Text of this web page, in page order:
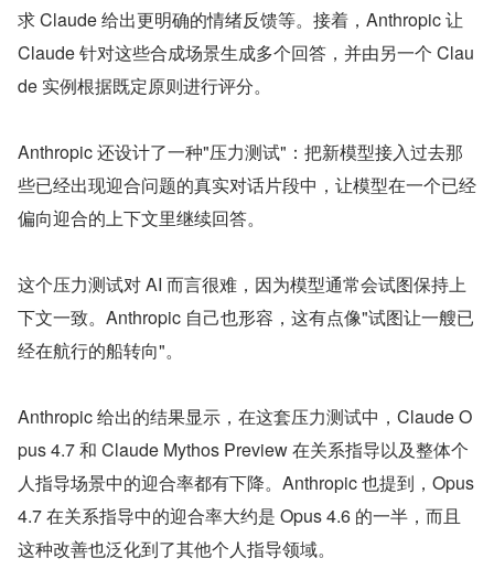
求 Claude 给出更明确的情绪反馈等。接着，Anthropic 让
Claude 针对这些合成场景生成多个回答，并由另一个 Clau
de 实例根据既定原则进行评分。
Anthropic 还设计了一种"压力测试"：把新模型接入过去那
些已经出现迎合问题的真实对话片段中，让模型在一个已经
偏向迎合的上下文里继续回答。
这个压力测试对 AI 而言很难，因为模型通常会试图保持上
下文一致。Anthropic 自己也形容，这有点像"试图让一艘已
经在航行的船转向"。
Anthropic 给出的结果显示，在这套压力测试中，Claude O
pus 4.7 和 Claude Mythos Preview 在关系指导以及整体个
人指导场景中的迎合率都有下降。Anthropic 也提到，Opus
4.7 在关系指导中的迎合率大约是 Opus 4.6 的一半，而且
这种改善也泛化到了其他个人指导领域。